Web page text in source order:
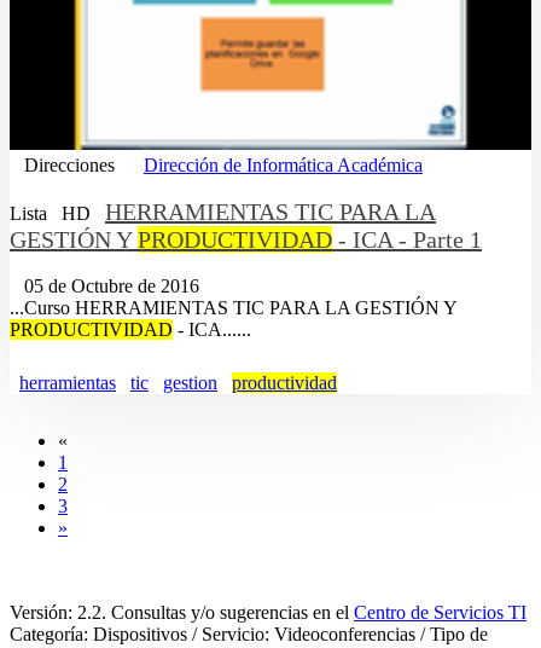
Direcciones Dirección de Informática Académica
Lista HD
HERRAMIENTAS TIC PARA LA
GESTIÓN YPRODUCTIVIDAD - ICA - Parte 1
05 de Octubre de 2016
...Curso HERRAMIENTAS TIC PARA LA GESTIÓN Y
PRODUCTIVIDAD - ICA......
herramientas tic gestion productividad
«
1
2
3
»
Versión: 2.2. Consultas y/o sugerencias en el Centro de Servicios TI
Categoría: Dispositivos / Servicio: Videoconferencias / Tipo de